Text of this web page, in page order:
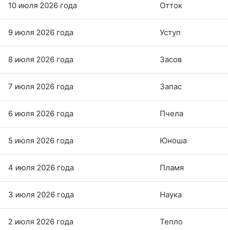
10 июля 2026 года Отток
9 июля 2026 года Уступ
8 июля 2026 года Засов
7 июля 2026 года Запас
6 июля 2026 года Пчела
5 июля 2026 года Юноша
4 июля 2026 года Пламя
3 июля 2026 года Наука
2 июля 2026 года Тепло